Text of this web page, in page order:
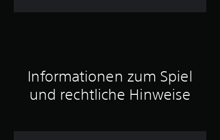
h
t
t
Informationen zum Spiel
und rechtliche Hinweise